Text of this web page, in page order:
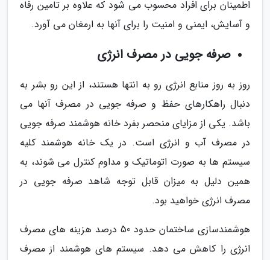
اطمینان برای افراد محسوب می شود که علاوه بر تامین رفاه
و آسایش، ایمنی و امنیت را برای آنها به ارمغان می آورد.
صرفه جویی در مصرف انرژی
روز به روز منابع انرژی رو به انتها هستند، از این رو بشر به
دنبال راهکارهای حفظ و صرفه جویی در مصرف آنها می
باشد. یکی از مزایای منحصر بفرد خانه هوشمند صرفه جویی
در مصرف آب و انرژی است. در یک خانه هوشمند کلیه
سیستم ها به صورت اتوماتیک و مداوم کنترل می شوند، به
همین دلیل به میزان قابل توجه شاهد صرفه جویی در
مصرف انرژی خواهید بود.
هوشمندسازی ساختمان حدود 50 درصد هزینه های مصرف
انرژی را کاهش می دهد. سیستم های هوشمند از مصرف